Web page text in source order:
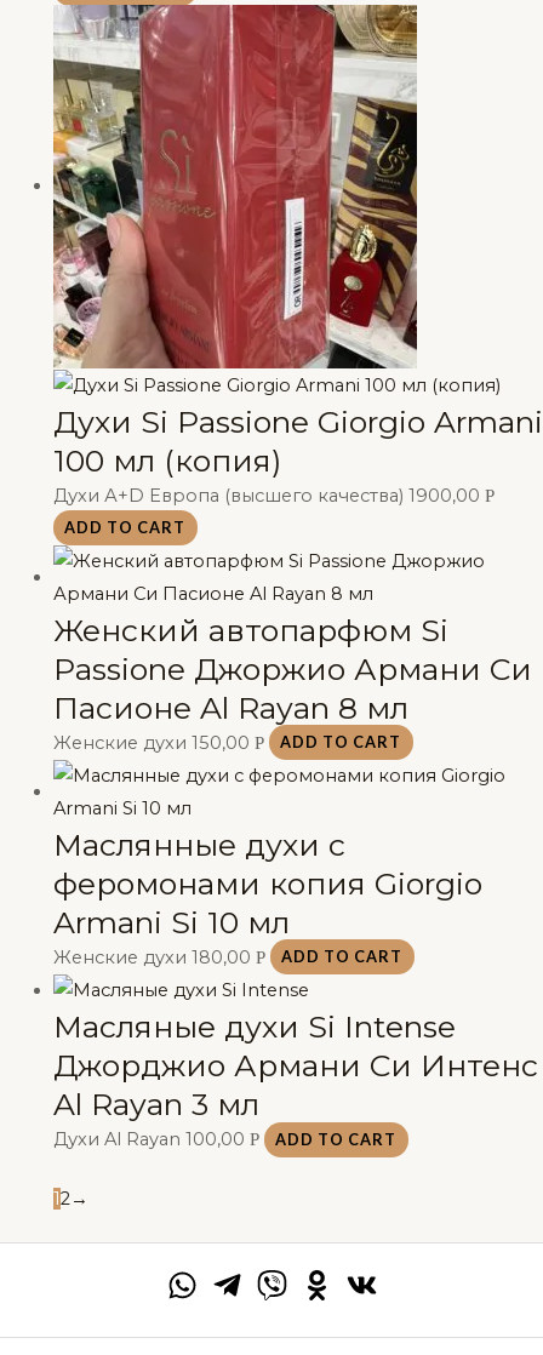
Духи Si Passione Giorgio Armani
100 мл (копия)
Духи А+D Европа (высшего качества) 1900,00 Р
ADD TO CART
Женский автопарфюм Si
Passione Джоржио Армани Си
Пасионе Al Rayan 8 мл
Женские духи 150,00 Р ADD TO CART
Маслянные духи с
феромонами копия Giorgio
Armani Si 10 мл
Женские духи 180,00 Р ADD TO CART
Масляные духи Si Intense
Джорджио Армани Си Интенс
Al Rayan 3 мл
Духи Al Rayan 100,00 Р ADD TO CART
12→